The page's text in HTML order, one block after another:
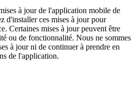
à jour de l'application mobile de
d'installer ces mises à jour pour
Certaines mises à jour peuvent être
ou de fonctionnalité. Nous ne sommes
à jour ni de continuer à prendre en
de l'application.